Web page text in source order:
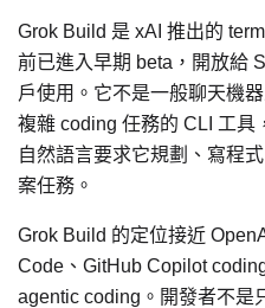
Grok Build 是 xAI 推出的
前已進入早期 beta，開放給
戶使用。它不是一般聊天機
複雜 coding 任務的 CLI 工具
自然語言要求它規劃、寫程
案任務。
Grok Build 的定位接近
Code、GitHub Copilot
agentic coding。開發者不是